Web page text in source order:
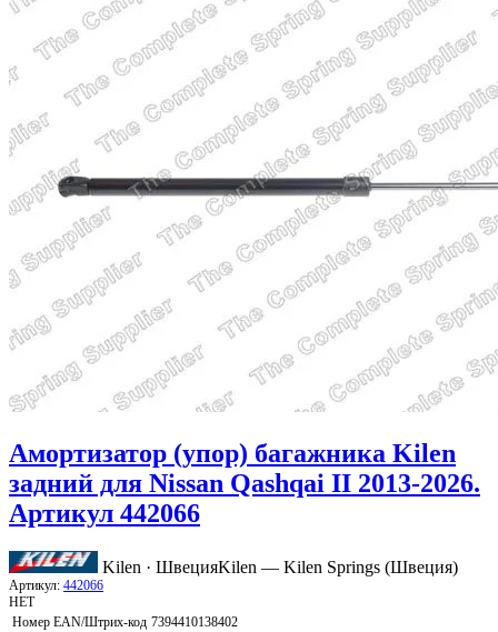
Амортизатор (упор) багажника Kilen
задний для Nissan Qashqai II 2013-2026.
Артикул 442066
Kilen · ШвецияKilen — Kilen Springs (Швеция)
Артикул: 442066
НЕТ
Номер EAN/Штрих-код 7394410138402